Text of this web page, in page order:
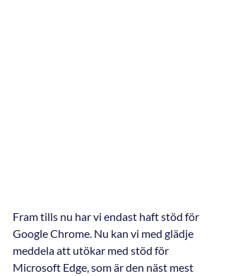
Fram tills nu har vi endast haft stöd för
Google Chrome. Nu kan vi med glädje
meddela att utökar med stöd för
Microsoft Edge, som är den näst mest